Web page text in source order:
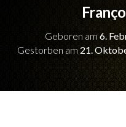
Geboren am 6.
Gestorben am 21.